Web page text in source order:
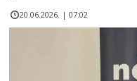
20.06.2026. | 07:02